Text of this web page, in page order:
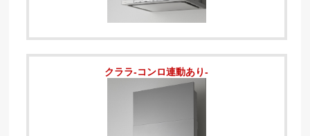
クララ-コンロ連動あり-